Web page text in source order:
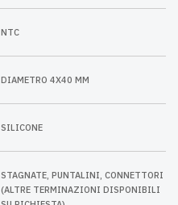
NTC
DIAMETRO 4X40 MM
SILICONE
STAGNATE, PUNTALINI, CONNETTORI
(ALTRE TERMINAZIONI DISPONIBILI